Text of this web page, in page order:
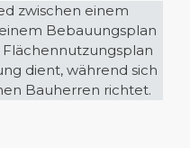
zwischen einem
Bebauungsplan
Flächennutzungsplan
dient, während sich
Bauherren richtet.